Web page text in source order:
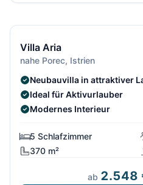
Villa Aria
nahe Porec, Istrien
Neubauvilla in attraktiver
Ideal für Aktivurlauber
Modernes Interieur
5 Schlafzimmer
370 m²
ab 2.548